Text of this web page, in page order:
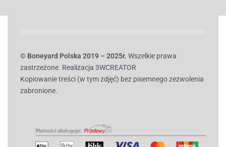
© Boneyard Polska 2019 – 2025r. Wszelkie prawa
zastrzeżone. Realizacja 3WCREATOR
Kopiowanie treści (w tym zdjęć) bez pisemnego zezwolenia
zabronione.